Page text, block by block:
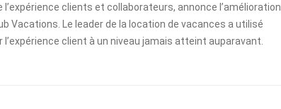
l’expérience clients et collaborateurs, annonce l’amélioration
Vacations. Le leader de la location de vacances a utilisé
client à un niveau jamais atteint auparavant.